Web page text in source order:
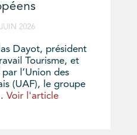
2026
Dayot, président
Tourisme, et
l’Union des
(UAF), le groupe
Voir l'article